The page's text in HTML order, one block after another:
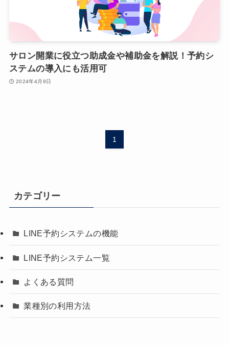
サロン開業に役立つ助成金や補助金を解説！予約シ
ステムの導入にも活用可
2024年4月9日
1
カテゴリー
LINE予約システムの機能
LINE予約システム一覧
よくある質問
業種別の利用方法